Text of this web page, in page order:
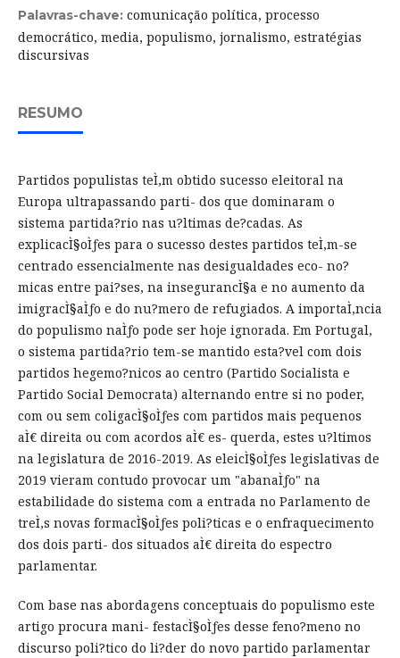
Palavras-chave: comunicação política, processo
democrático, media, populismo, jornalismo, estratégias
discursivas
RESUMO
Partidos populistas teÌ‚m obtido sucesso eleitoral na
Europa ultrapassando parti- dos que dominaram o
sistema partida?rio nas u?ltimas de?cadas. As
explicacÌ§oÌƒes para o sucesso destes partidos teÌ‚m-se
centrado essencialmente nas desigualdades eco- no?
micas entre pai?ses, na insegurancÌ§a e no aumento da
imigracÌ§aÌƒo e do nu?mero de refugiados. A importaÌ‚ncia
do populismo naÌƒo pode ser hoje ignorada. Em Portugal,
o sistema partida?rio tem-se mantido esta?vel com dois
partidos hegemo?nicos ao centro (Partido Socialista e
Partido Social Democrata) alternando entre si no poder,
com ou sem coligacÌ§oÌƒes com partidos mais pequenos
aÌ€ direita ou com acordos aÌ€ es- querda, estes u?ltimos
na legislatura de 2016-2019. As eleicÌ§oÌƒes legislativas de
2019 vieram contudo provocar um "abanaÌƒo" na
estabilidade do sistema com a entrada no Parlamento de
treÌ‚s novas formacÌ§oÌƒes poli?ticas e o enfraquecimento
dos dois parti- dos situados aÌ€ direita do espectro
parlamentar.
Com base nas abordagens conceptuais do populismo este
artigo procura mani- festacÌ§oÌƒes desse feno?meno no
discurso poli?tico do li?der do novo partido parlamentar